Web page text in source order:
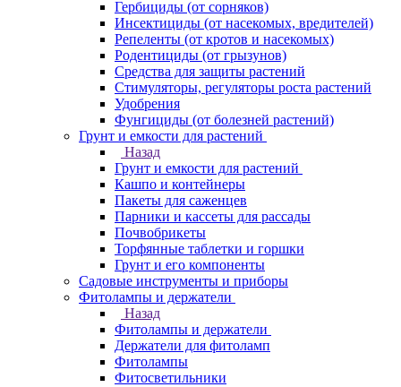
Гербициды (от сорняков)
Инсектициды (от насекомых, вредителей)
Репеленты (от кротов и насекомых)
Родентициды (от грызунов)
Средства для защиты растений
Стимуляторы, регуляторы роста растений
Удобрения
Фунгициды (от болезней растений)
Грунт и емкости для растений
Назад
Грунт и емкости для растений
Кашпо и контейнеры
Пакеты для саженцев
Парники и кассеты для рассады
Почвобрикеты
Торфянные таблетки и горшки
Грунт и его компоненты
Садовые инструменты и приборы
Фитолампы и держатели
Назад
Фитолампы и держатели
Держатели для фитоламп
Фитолампы
Фитосветильники